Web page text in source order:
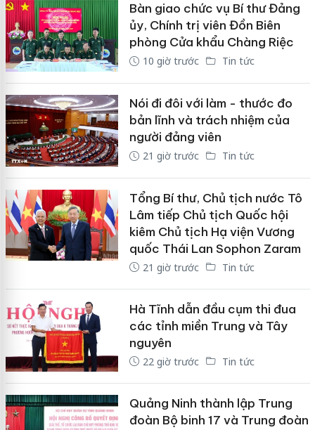
Bàn giao chức vụ Bí thư Đảng
ủy, Chính trị viên Đồn Biên
phòng Cửa khẩu Chàng Riệc
10 giờ trước Tin tức
Nói đi đôi với làm - thước đo
bản lĩnh và trách nhiệm của
người đảng viên
21 giờ trước Tin tức
Tổng Bí thư, Chủ tịch nước Tô
Lâm tiếp Chủ tịch Quốc hội
kiêm Chủ tịch Hạ viện Vương
quốc Thái Lan Sophon Zaram
21 giờ trước Tin tức
Hà Tĩnh dẫn đầu cụm thi đua
các tỉnh miền Trung và Tây
nguyên
22 giờ trước Tin tức
Quảng Ninh thành lập Trung
đoàn Bộ binh 17 và Trung đoàn